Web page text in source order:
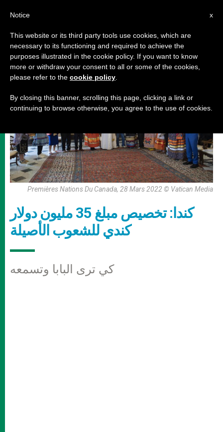
رحلات البابا
Premières Nations Du Canada, 28 Mars 2022 © Vatican Media
كندا: تخصيص مبلغ 35 مليون دولار
كندي للشعوب الأصيلة
كي ترى البابا وتسمعه
x
Notice
This website or its third party tools use cookies, which are
necessary to its functioning and required to achieve the
purposes illustrated in the cookie policy. If you want to know
more or withdraw your consent to all or some of the cookies,
please refer to the cookie policy
By closing this banner, scrolling this page, clicking a link or
continuing to browse otherwise, you agree to the use of cookies.